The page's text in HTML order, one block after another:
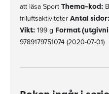
att läsa Sport Thema-kod:
friluftsaktiviteter Antal sidor:
Vikt: 199 g Format
9789179751074 (2020-07-01)